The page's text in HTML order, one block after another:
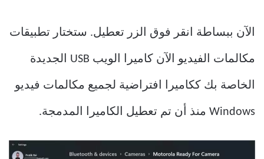
الآن ببساطة انقر فوق الزر تعطيل. ستختار تطبيقات
مكالمات الفيديو الآن كاميرا الويب USB الجديدة
الخاصة بك ككاميرا افتراضية لجميع مكالمات فيديو
Windows منذ أن تم تعطيل الكاميرا المدمجة.